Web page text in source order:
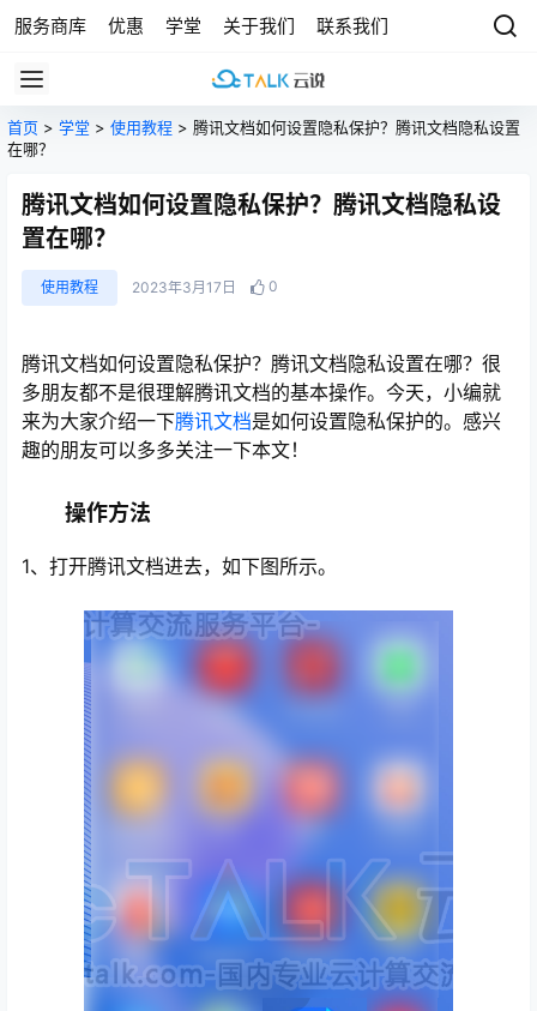
服务商库 优惠 学堂 关于我们 联系我们
首页 > 学堂 > 使用教程 > 腾讯文档如何设置隐私保护？腾讯文档隐私设置
在哪？
腾讯文档如何设置隐私保护？腾讯文档隐私设
置在哪？
使用教程 2023年3月17日 0
腾讯文档如何设置隐私保护？腾讯文档隐私设置在哪？很
多朋友都不是很理解腾讯文档的基本操作。今天，小编就
来为大家介绍一下腾讯文档是如何设置隐私保护的。感兴
趣的朋友可以多多关注一下本文！
操作方法
1、打开腾讯文档进去，如下图所示。